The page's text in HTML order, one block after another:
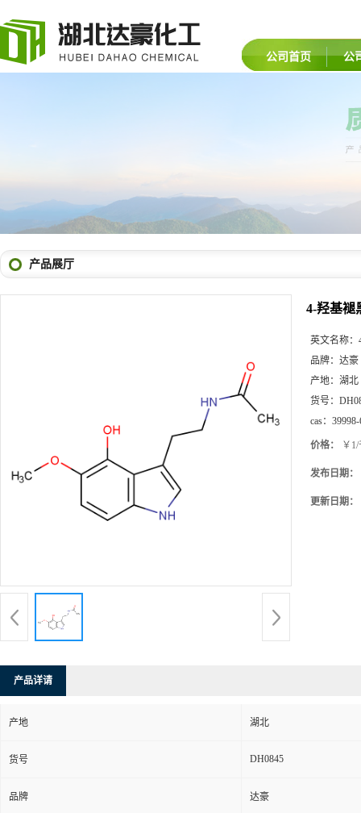
公司首页 公
产品展厅
4-羟基褪
英文名称：
品牌： 达豪
产地： 湖北
货号：
cas：
价格： ￥
发布日期：
更新日期：
产品详请
产地 湖北
货号 DH0845
品牌 达豪